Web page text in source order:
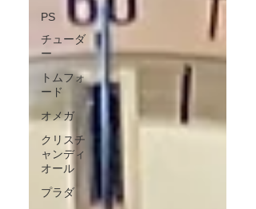
PS
チューダ
ー
トムフォ
ード
オメガ
クリスチ
ャンディ
オール
プラダ